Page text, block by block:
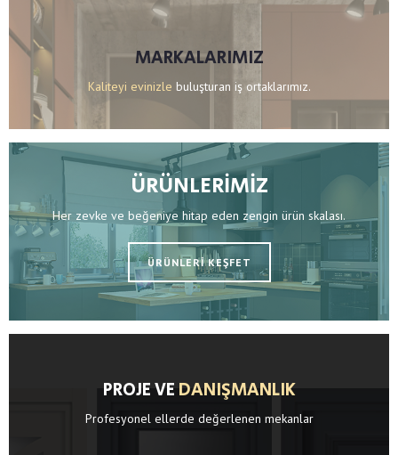
MARKALARIMIZ
Kaliteyi evinizle buluşturan iş ortaklarımız.
ÜRÜNLERİMİZ
Her zevke ve beğeniye hitap eden zengin ürün skalası.
ÜRÜNLERİ KEŞFET
PROJE VE DANIŞMANLIK
Profesyonel ellerde değerlenen mekanlar